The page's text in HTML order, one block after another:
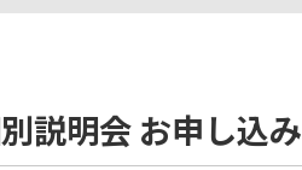
説明会 お申し込み